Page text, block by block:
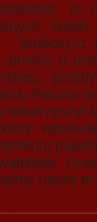
to
-
prośby o
dzieci,
Palców
towarzyszył
nasze